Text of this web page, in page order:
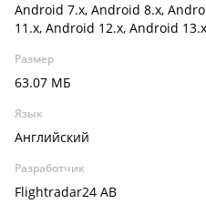
Android 7.x, Android 8.x,
11.x, Android 12.x, Android 13.x
Размер
63.07 МБ
Язык
Английский
Разработчик
Flightradar24 AB